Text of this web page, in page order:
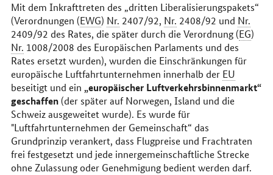
Mit dem Inkrafttreten des „dritten Liberalisierungspakets“
(Verordnungen (EWG) Nr. 2407/92, Nr. 2408/92 und Nr.
2409/92 des Rates, die später durch die Verordnung (EG)
Nr. 1008/2008 des Europäischen Parlaments und des
Rates ersetzt wurden), wurden die Einschränkungen für
europäische Luftfahrtunternehmen innerhalb der EU
beseitigt und ein „europäischer Luftverkehrsbinnenmarkt“
geschaffen(der später auf Norwegen, Island und die
Schweiz ausgeweitet wurde). Es wurde für
"Luftfahrtunternehmen der Gemeinschaft“ das
Grundprinzip verankert, dass Flugpreise und Frachtraten
frei festgesetzt und jede innergemeinschaftliche Strecke
ohne Zulassung oder Genehmigung bedient werden darf.